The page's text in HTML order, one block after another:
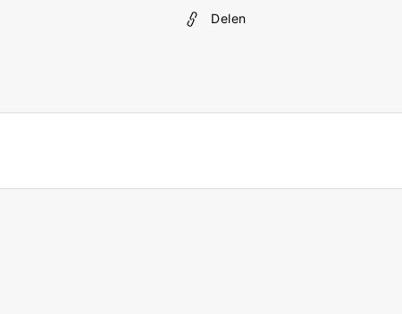
Delen